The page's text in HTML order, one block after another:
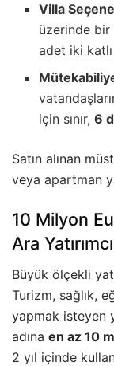
Villa
üzerinde
adet iki
için sınır,6
Satın alınan
veya apartman
10 Milyon
Ara
Büyük ölçekli
Turizm, sağlık,
yapmak isteyen
adına en az 10
2 yıl içinde